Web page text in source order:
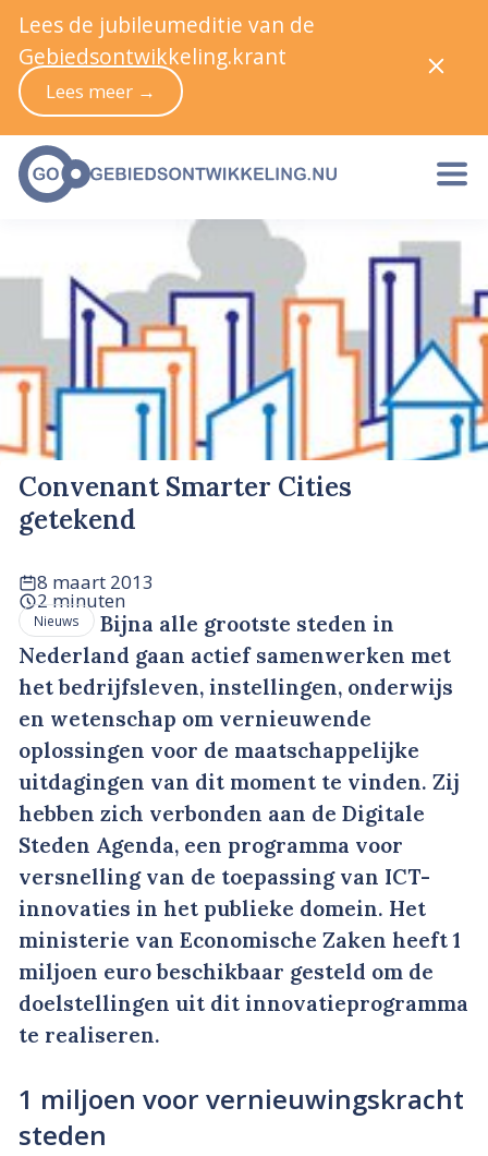
Convenant Smarter Cities
getekend
8 maart 2013
2 minuten
Nieuws
Bijna alle grootste steden in
Nederland gaan actief samenwerken met
het bedrijfsleven, instellingen, onderwijs
en wetenschap om vernieuwende
oplossingen voor de maatschappelijke
uitdagingen van dit moment te vinden. Zij
hebben zich verbonden aan de Digitale
Steden Agenda, een programma voor
versnelling van de toepassing van ICT-
innovaties in het publieke domein. Het
ministerie van Economische Zaken heeft 1
miljoen euro beschikbaar gesteld om de
doelstellingen uit dit innovatieprogramma
te realiseren.
1 miljoen voor vernieuwingskracht
steden
Lees de jubileumeditie van de
Gebiedsontwikkeling.krant
Lees meer →